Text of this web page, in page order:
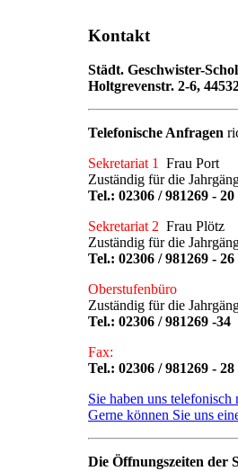
Kontakt
Städt. Geschwister-
Holtgrevenstr. 2-6,
Telefonische Anfragen
Sekretariat 1 Frau Port
Zuständig für die
Tel.: 02306 / 981269 - 20
Sekretariat 2 Frau Plötz
Zuständig für die
Tel.: 02306 / 981269 - 26
Oberstufenbüro
Zuständig für die
Tel.: 02306 / 981269 -34
Fax:
Tel.: 02306 / 981269 - 28
Sie haben uns telefonisch
Gerne können Sie uns
Die Öffnungszeiten der